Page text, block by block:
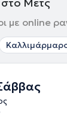
με online